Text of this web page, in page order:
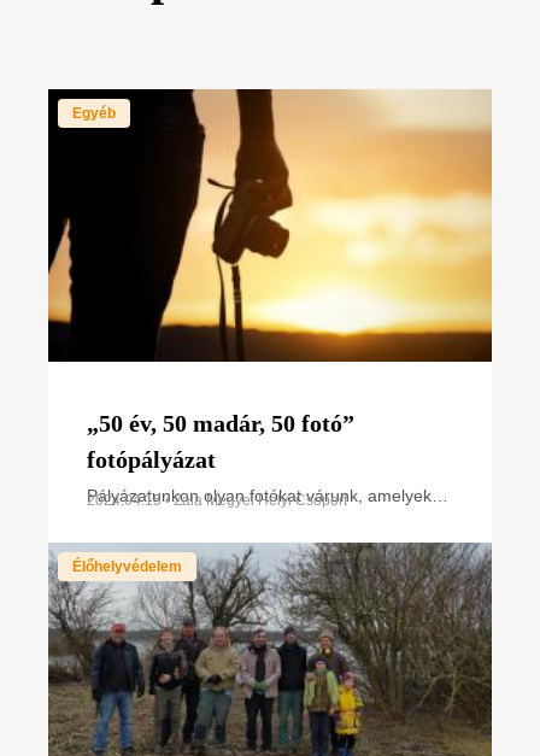
Egyéb
„50 év, 50 madár, 50 fotó”
fotópályázat
Pályázatunkon olyan fotókat várunk, amelyek
és bemutatják a madárvilág sokszínűségét,
gazdagságát
2024.04.15 • Zala Megyei Helyi Csoport
Élőhelyvédelem